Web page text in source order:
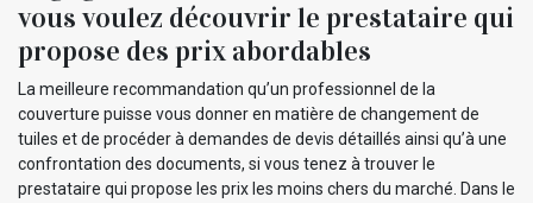
vous voulez découvrir le prestataire qui
propose des prix abordables
La meilleure recommandation qu’un professionnel de la
couverture puisse vous donner en matière de changement de
tuiles et de procéder à demandes de devis détaillés ainsi qu’à une
confrontation des documents, si vous tenez à trouver le
prestataire qui propose les prix les moins chers du marché. Dans le